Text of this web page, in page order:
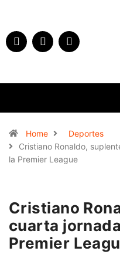
Home
Deportes
Cristiano Ronaldo,
la Premier League
Cristiano
cuarta
Premier